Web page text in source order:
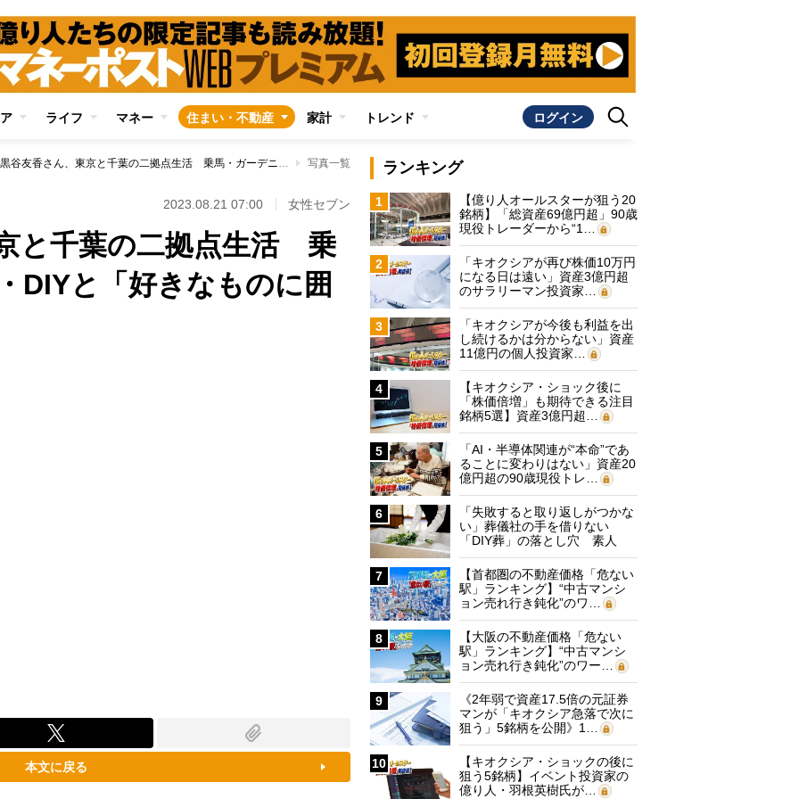
ライフ マネー 住まい・不動産 家計 トレンド ログイン
黒谷友香さん、東京と千葉の二拠点生活 乗馬・ガーデニング・DIYと「好きなものに囲まれた暮らし」 写真一覧
2023.08.21 07:00 女性セブン
と千葉の二拠点生活 乗
DIYと「好きなものに囲
本文に戻る
ランキング
1
【億り人オールスターが狙う20
銘柄】「総資産69億円超」90歳
現役トレーダーから“1…
2
「キオクシアが再び株価10万円
になる日は遠い」資産3億円超
のサラリーマン投資家…
3
「キオクシアが今後も利益を出
し続けるかは分からない」資産
11億円の個人投資家…
4
【キオクシア・ショック後に
「株価倍増」も期待できる注目
銘柄5選】資産3億円超…
5
「AI・半導体関連が“本命”であ
ることに変わりはない」資産20
億円超の90歳現役トレ…
6
「失敗すると取り返しがつかな
い」葬儀社の手を借りない
「DIY葬」の落とし穴 素人
に…
7
【首都圏の不動産価格「危ない
駅」ランキング】“中古マンシ
ョン売れ行き鈍化”のワ…
8
【大阪の不動産価格「危ない
駅」ランキング】“中古マンシ
ョン売れ行き鈍化”のワー…
9
《2年弱で資産17.5倍の元証券
マンが「キオクシア急落で次に
狙う」5銘柄を公開》1…
10
【キオクシア・ショックの後に
狙う5銘柄】イベント投資家の
億り人・羽根英樹氏が…